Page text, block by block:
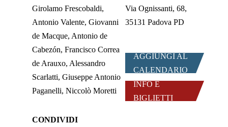
Girolamo Frescobaldi,
Antonio Valente, Giovanni
de Macque, Antonio de
Cabezón, Francisco Correa
de Arauxo, Alessandro
Scarlatti, Giuseppe Antonio
Paganelli, Niccolò Moretti
CONDIVIDI
Via Ognissanti, 68,
35131 Padova PD
AGGIUNGI AL
CALENDARIO
INFO E
BIGLIETTI